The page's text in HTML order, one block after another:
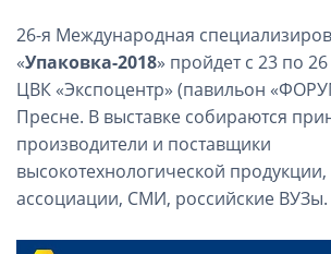
26-я Международная
«Упаковка-2018» пройдет с 23 по
ЦВК «Экспоцентр» (павильон
Пресне. В выставке собираются
производители и поставщики
высокотехнологической
ассоциации, СМИ, российские ВУЗы.